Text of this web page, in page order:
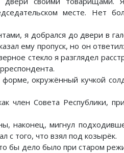
месте. Нет
я добрался до двери в
ему пропуск, но он
стекло я разглядел
окружённый кучкой
член Совета Республики,
наконец, мигнул
с того, что взял под козырёк.
бы дело было при старом